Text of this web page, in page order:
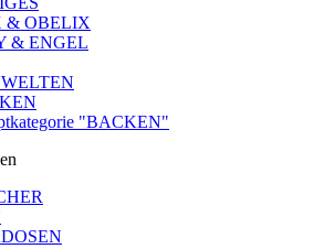
& OBELIX
& ENGEL
"BACKEN"